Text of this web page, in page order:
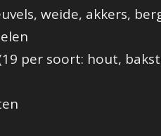
weide, akkers,
per soort: hout,